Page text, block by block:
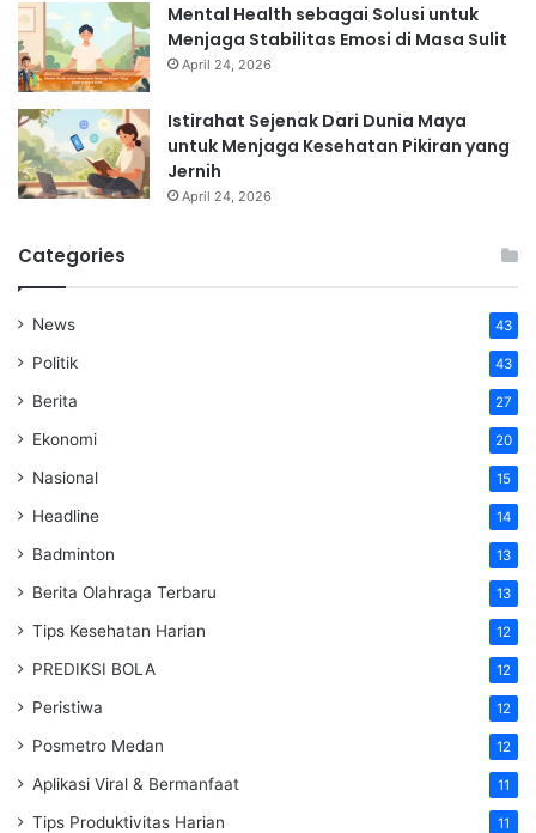
Mental Health sebagai Solusi untuk
Menjaga Stabilitas Emosi di Masa Sulit
April 24, 2026
Istirahat Sejenak Dari Dunia Maya
untuk Menjaga Kesehatan Pikiran yang
Jernih
April 24, 2026
Categories
News 43
Politik 43
Berita 27
Ekonomi 20
Nasional 15
Headline 14
Badminton 13
Berita Olahraga Terbaru 13
Tips Kesehatan Harian 12
PREDIKSI BOLA 12
Peristiwa 12
Posmetro Medan 12
Aplikasi Viral & Bermanfaat 11
Tips Produktivitas Harian 11